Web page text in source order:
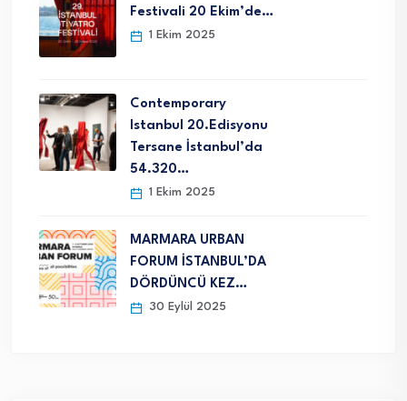
Festivali 20 Ekim’de…
1 Ekim 2025
Contemporary
Istanbul 20.Edisyonu
Tersane İstanbul’da
54.320…
1 Ekim 2025
MARMARA URBAN
FORUM İSTANBUL’DA
DÖRDÜNCÜ KEZ…
30 Eylül 2025